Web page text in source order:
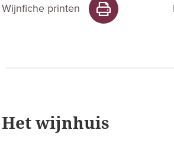
Wijnfiche printen
Het wijnhuis